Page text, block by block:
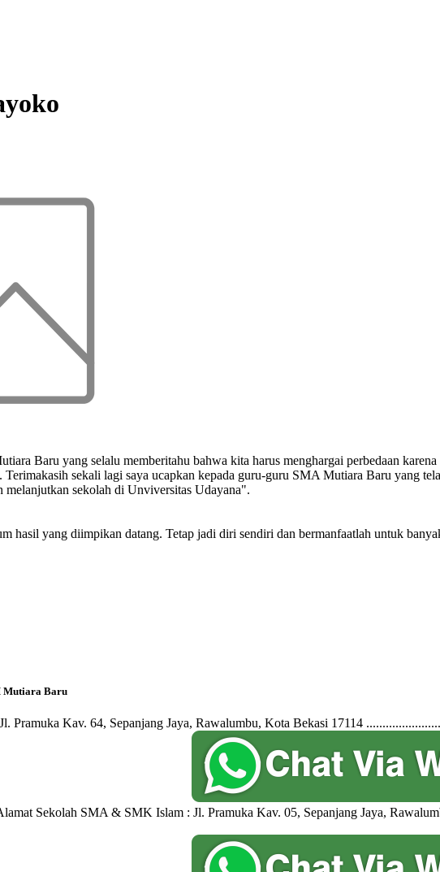
Baru yang selalu memberitahu bahwa kita harus menghargai perbedaan
sekali lagi saya ucapkan kepada guru-guru SMA Mutiara Baru yang
sekolah di Unviversitas Udayana".
hasil yang diimpikan datang. Tetap jadi diri sendiri dan bermanfaatlah untuk
Mutiara Baru
Kav. 64, Sepanjang Jaya, Rawalumbu, Kota Bekasi 17114
Sekolah SMA & SMK Islam : Jl. Pramuka Kav. 05, Sepanjang Jaya,